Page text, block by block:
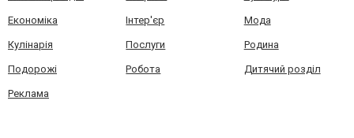
Економіка Інтер'єр Мода
Кулінарія Послуги Родина
Подорожі Робота Дитячий розділ
Реклама